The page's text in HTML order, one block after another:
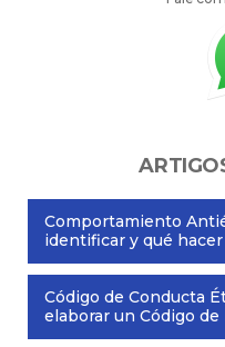
Comportamiento
identificar y qué hacer
Código de Conducta
elaborar un Código de